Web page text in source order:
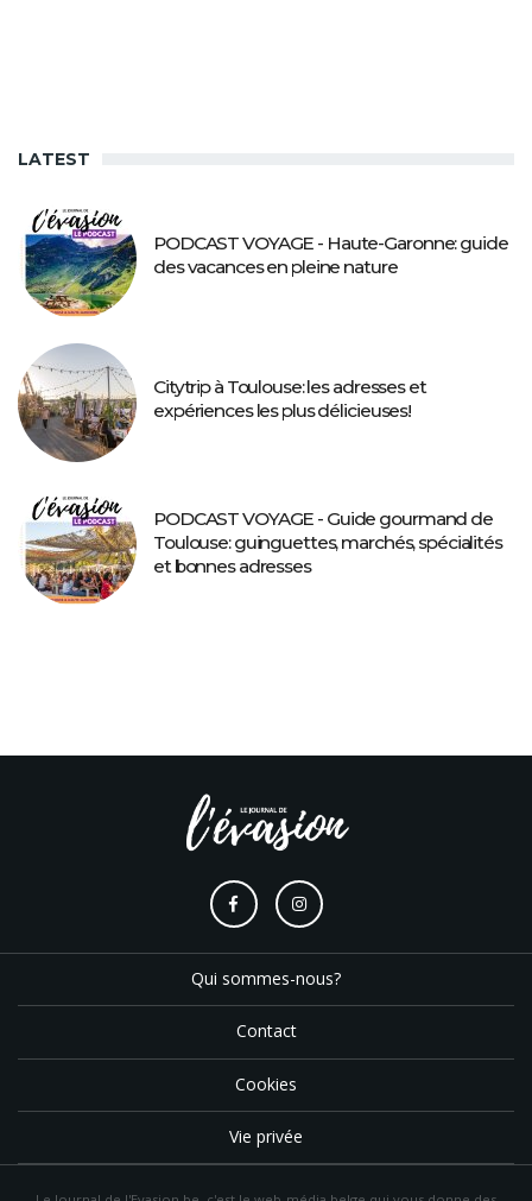
LATEST
PODCAST VOYAGE - Haute-Garonne: guide
des vacances en pleine nature
Citytrip à Toulouse: les adresses et
expériences les plus délicieuses!
PODCAST VOYAGE - Guide gourmand de
Toulouse: guinguettes, marchés, spécialités
et bonnes adresses
Qui sommes-nous?
Contact
Cookies
Vie privée